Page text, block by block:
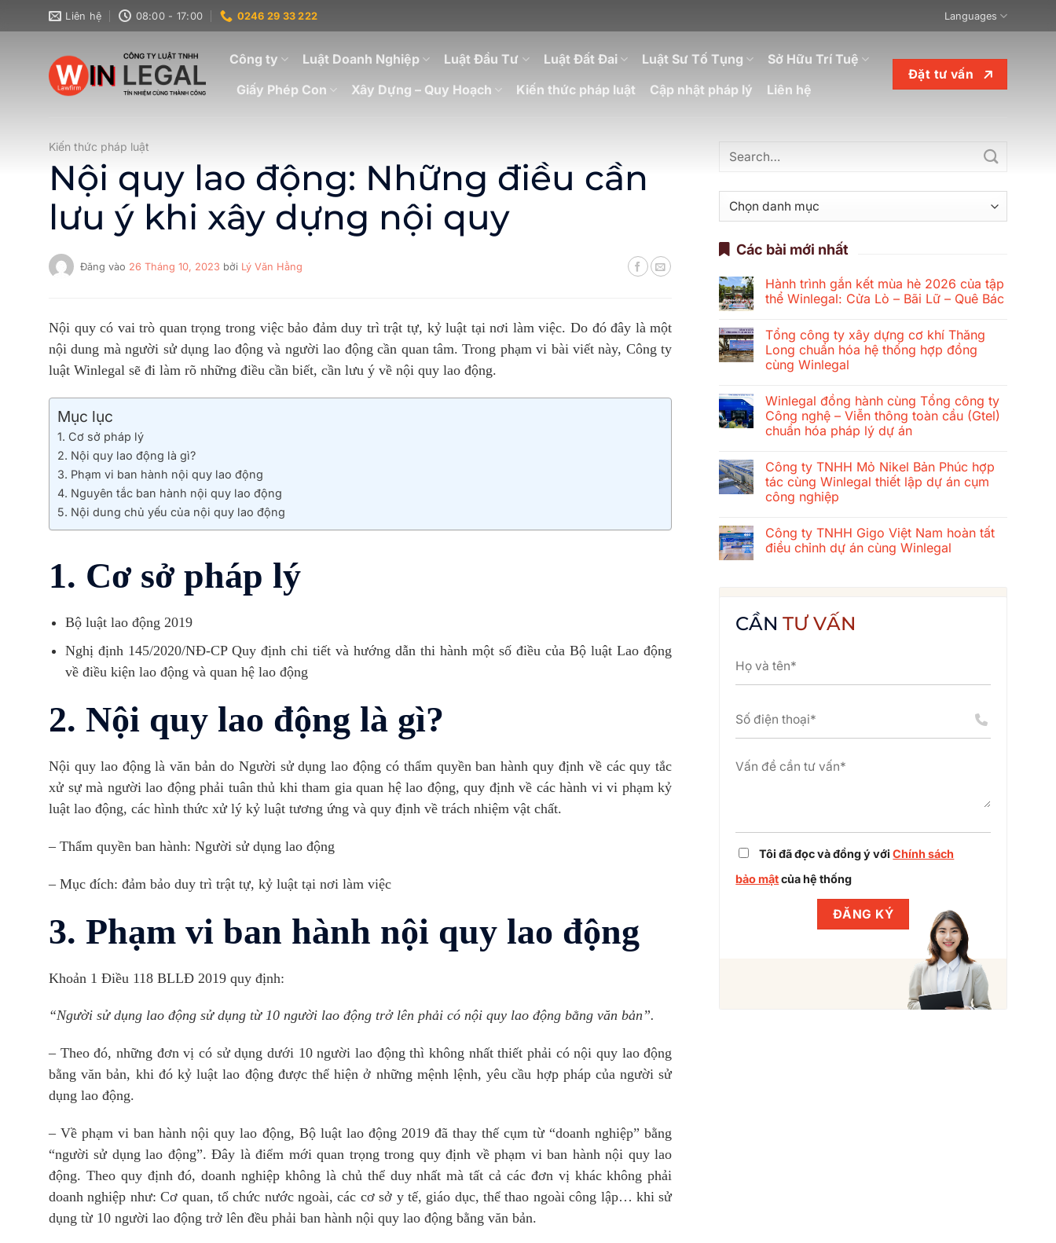
qua
Liên hệ 08:00 - 17:00 0246 29 33 222 Languages
Công ty Luật Doanh Nghiệp Luật Đầu Tư Luật Đất Đai Luật Sư Tố Tụng
Sở Hữu Trí Tuệ
Giấy Phép Con
Xây Dựng – Quy Hoạch Kiến thức pháp luật Cập nhật pháp lý Liên hệ
Đặt tư vấn
Kiến thức pháp luật
Nội quy lao động: Những điều cần
lưu ý khi xây dựng nội quy
Đăng vào 26 Tháng 10, 2023 bởi Lý Văn Hằng
Nội quy có vai trò quan trọng trong việc bảo đảm duy trì trật tự, kỷ luật tại nơi làm việc. Do đó đây là một
nội dung mà người sử dụng lao động và người lao động cần quan tâm. Trong phạm vi bài viết này, Công ty
luật Winlegal sẽ đi làm rõ những điều cần biết, cần lưu ý về nội quy lao động.
Mục lục
1. Cơ sở pháp lý
2. Nội quy lao động là gì?
3. Phạm vi ban hành nội quy lao động
4. Nguyên tắc ban hành nội quy lao động
5. Nội dung chủ yếu của nội quy lao động
1. Cơ sở pháp lý
Bộ luật lao động 2019
Nghị định 145/2020/NĐ-CP Quy định chi tiết và hướng dẫn thi hành một số điều của Bộ luật Lao động
về điều kiện lao động và quan hệ lao động
2. Nội quy lao động là gì?
Nội quy lao động là văn bản do Người sử dụng lao động có thẩm quyền ban hành quy định về các quy tắc
xử sự mà người lao động phải tuân thủ khi tham gia quan hệ lao động, quy định về các hành vi vi phạm kỷ
luật lao động, các hình thức xử lý kỷ luật tương ứng và quy định về trách nhiệm vật chất.
– Thẩm quyền ban hành: Người sử dụng lao động
– Mục đích: đảm bảo duy trì trật tự, kỷ luật tại nơi làm việc
3. Phạm vi ban hành nội quy lao động
Khoản 1 Điều 118 BLLĐ 2019 quy định:
“Người sử dụng lao động sử dụng từ 10 người lao động trở lên phải có nội quy lao động bằng văn bản”.
– Theo đó, những đơn vị có sử dụng dưới 10 người lao động thì không nhất thiết phải có nội quy lao động
bằng văn bản, khi đó kỷ luật lao động được thể hiện ở những mệnh lệnh, yêu cầu hợp pháp của người sử
dụng lao động.
– Về phạm vi ban hành nội quy lao động, Bộ luật lao động 2019 đã thay thế cụm từ “doanh nghiệp” bằng
“người sử dụng lao động”. Đây là điểm mới quan trọng trong quy định về phạm vi ban hành nội quy lao
động. Theo quy định đó, doanh nghiệp không là chủ thể duy nhất mà tất cả các đơn vị khác không phải
doanh nghiệp như: Cơ quan, tổ chức nước ngoài, các cơ sở y tế, giáo dục, thể thao ngoài công lập… khi sử
dụng từ 10 người lao động trở lên đều phải ban hành nội quy lao động bằng văn bản.
Danh
mục
Các bài mới nhất
Hành trình gắn kết mùa hè 2026 của tập
thể Winlegal: Cửa Lò – Bãi Lữ – Quê Bác
bình
luận
ở
Hành
kết
mùa
hè
2026
của
Winlegal:
Cửa
Lò
–
–
Quê
Bác
Tổng công ty xây dựng cơ khí Thăng
Long chuẩn hóa hệ thống hợp đồng
cùng Winlegal
bình
luận
ở
Tổng
xây
dựng
cơ
khí
Thăng
hóa
hệ
thống
Winlegal đồng hành cùng Tổng công ty
Công nghệ – Viễn thông toàn cầu (Gtel)
chuẩn hóa pháp lý dự án
bình
luận
ở
Winlegal
cùng
Tổng
công
toàn
cầu
hóa
pháp
Công ty TNHH Mỏ Nikel Bản Phúc hợp
tác cùng Winlegal thiết lập dự án cụm
công nghiệp
bình
luận
ở
Bản
Phúc
Winlegal
lập
cụm
công
nghiệp
Công ty TNHH Gigo Việt Nam hoàn tất
điều chỉnh dự án cùng Winlegal
Công
ty
Nam
tất
dự
án
cùng
CẦNTƯ VẤN
Tôi đã đọc và đồng ý vớiChính sách
bảo mậtcủa hệ thống